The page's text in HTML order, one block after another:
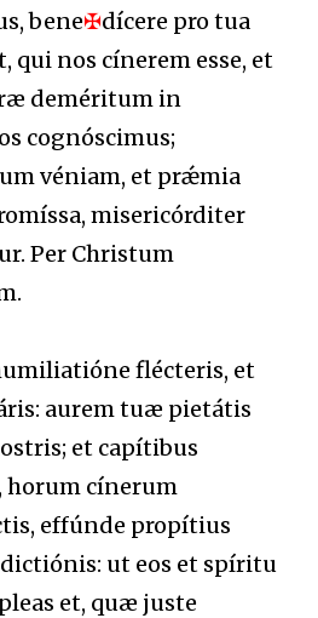
bene✠dícere pro tua
qui nos cínerem esse, et
deméritum in
cognóscimus;
véniam, et prǽmia
misericórditer
Per Christum
flécteris, et
aurem tuæ pietátis
et capítibus
horum cínerum
effúnde propítius
ut eos et spíritu
et, quæ juste